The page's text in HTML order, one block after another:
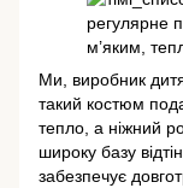
регулярне
м’яким,
Ми, виробник
такий костюм
тепло, а ніжний
широку базу
забезпечує